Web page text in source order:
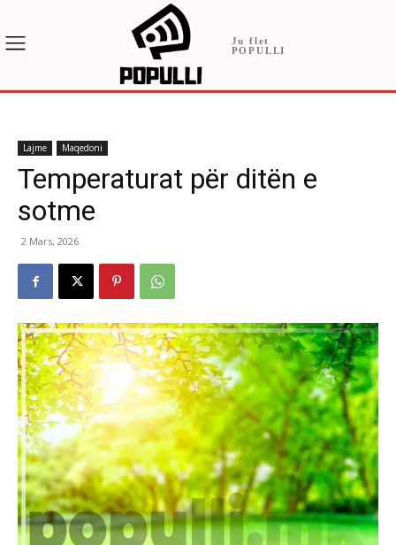
Ju flet
POPULLI
Lajme Maqedoni
Temperaturat për ditën e
sotme
2 Mars, 2026